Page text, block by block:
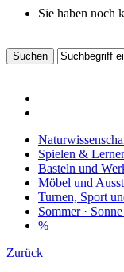
Sie haben noch
Spielen &
Basteln und
Möbel und
Turnen, Sport
Sommer ·
%
Zurück